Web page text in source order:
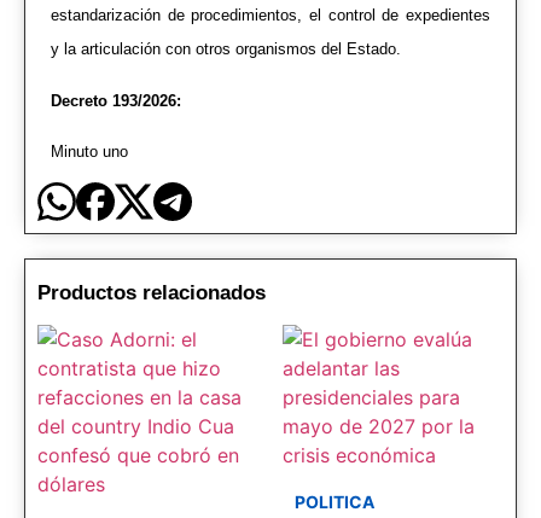
estandarización de procedimientos, el control de expedientes
y la articulación con otros organismos del Estado.
Decreto 193/2026:
Minuto uno
Productos relacionados
POLITICA